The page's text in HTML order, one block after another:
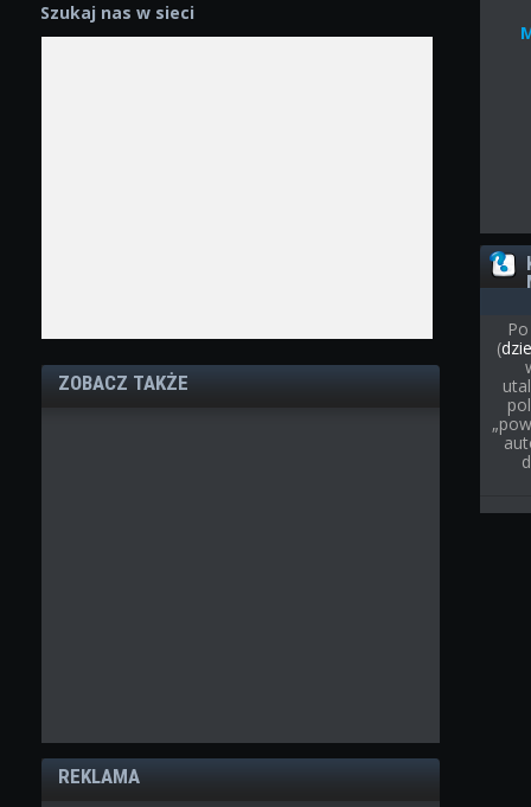
Szukaj nas w sieci
ZOBACZ TAKŻE
REKLAMA
(